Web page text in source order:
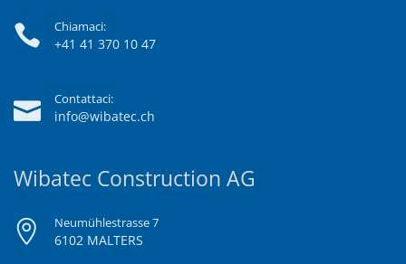
Chiamaci:
+41 41 370 10 47
Contattaci:
info@wibatec.ch
Wibatec Construction AG
Neumühlestrasse 7
6102 MALTERS